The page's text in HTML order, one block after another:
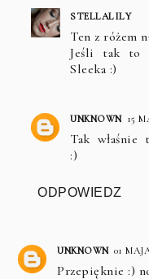
STELLALILY
Ten z różem
Jeśli tak to
Sleeka :)
UNKNOWN 15
Tak właśnie
:)
ODPOWIEDZ
UNKNOWN 01
Przepięknie :)